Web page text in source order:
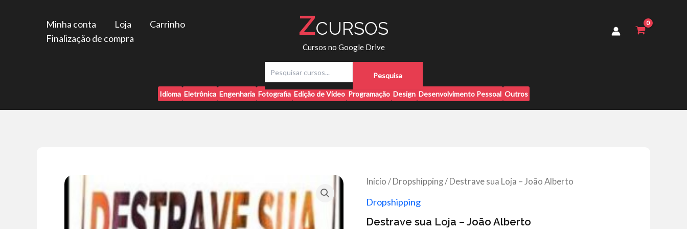
Minha conta Loja
Carrinho
Finalização de compra
ZCURSOS
Cursos no Google Drive
q
Pesquisa
Idioma Eletrônica Engenharia Fotografia Edição de Vídeo Programação Design Desenvolvimento Pessoal Outros
Início / Dropshipping/ Destrave sua Loja – João Alberto
Dropshipping
Destrave sua Loja – João Alberto